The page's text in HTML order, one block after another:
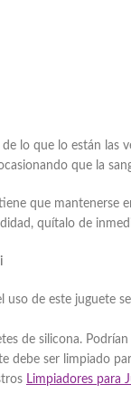
lo que lo están las
que la
que
quítalo de
uso de este juguete
de silicona.
debe ser limpiado
Limpiadores para